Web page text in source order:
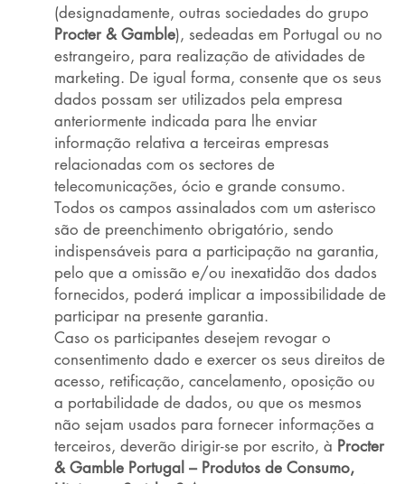
(designadamente, outras sociedades do grupo
Procter & Gamble), sedeadas em Portugal ou no
estrangeiro, para realização de atividades de
marketing. De igual forma, consente que os seus
dados possam ser utilizados pela empresa
anteriormente indicada para lhe enviar
informação relativa a terceiras empresas
relacionadas com os sectores de
telecomunicações, ócio e grande consumo.
Todos os campos assinalados com um asterisco
são de preenchimento obrigatório, sendo
indispensáveis para a participação na garantia,
pelo que a omissão e/ou inexatidão dos dados
fornecidos, poderá implicar a impossibilidade de
participar na presente garantia.
Caso os participantes desejem revogar o
consentimento dado e exercer os seus direitos de
acesso, retificação, cancelamento, oposição ou
a portabilidade de dados, ou que os mesmos
não sejam usados para fornecer informações a
terceiros, deverão dirigir-se por escrito, à Procter
& Gamble Portugal – Produtos de Consumo,